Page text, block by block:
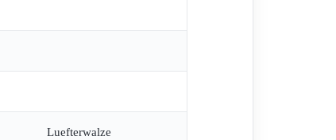
Luefterwalze